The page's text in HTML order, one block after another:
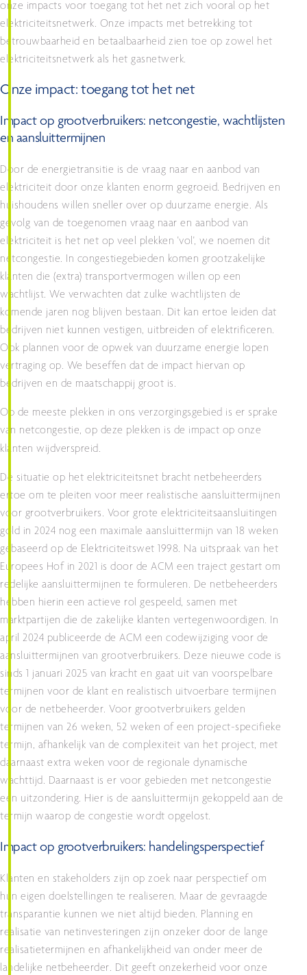
onze impacts voor toegang tot het net zich vooral op het
elektriciteitsnetwerk. Onze impacts met betrekking tot
betrouwbaarheid en betaalbaarheid zien toe op zowel het
elektriciteitsnetwerk als het gasnetwerk.
Onze impact: toegang tot het net
Impact op grootverbruikers: netcongestie, wachtlijsten
en aansluittermijnen
Door de energietransitie is de vraag naar en aanbod van
elektriciteit door onze klanten enorm gegroeid. Bedrijven en
huishoudens willen sneller over op duurzame energie. Als
gevolg van de toegenomen vraag naar en aanbod van
elektriciteit is het net op veel plekken 'vol', we noemen dit
netcongestie. In congestiegebieden komen grootzakelijke
klanten die (extra) transportvermogen willen op een
wachtlijst. We verwachten dat zulke wachtlijsten de
komende jaren nog blijven bestaan. Dit kan ertoe leiden dat
bedrijven niet kunnen vestigen, uitbreiden of elektrificeren.
Ook plannen voor de opwek van duurzame energie lopen
vertraging op. We beseffen dat de impact hiervan op
bedrijven en de maatschappij groot is.
Op de meeste plekken in ons verzorgingsgebied is er sprake
van netcongestie, op deze plekken is de impact op onze
klanten wijdverspreid.
De situatie op het elektriciteitsnet bracht netbeheerders
ertoe om te pleiten voor meer realistische aansluittermijnen
voor grootverbruikers. Voor grote elektriciteitsaansluitingen
gold in 2024 nog een maximale aansluittermijn van 18 weken
gebaseerd op de Elektriciteitswet 1998. Na uitspraak van het
Europees Hof in 2021 is door de ACM een traject gestart om
redelijke aansluittermijnen te formuleren. De netbeheerders
hebben hierin een actieve rol gespeeld, samen met
marktpartijen die de zakelijke klanten vertegenwoordigen. In
april 2024 publiceerde de ACM een codewijziging voor de
aansluittermijnen van grootverbruikers. Deze nieuwe code is
sinds 1 januari 2025 van kracht en gaat uit van voorspelbare
termijnen voor de klant en realistisch uitvoerbare termijnen
voor de netbeheerder. Voor grootverbruikers gelden
termijnen van 26 weken, 52 weken of een project-specifieke
termijn, afhankelijk van de complexiteit van het project, met
daarnaast extra weken voor de regionale dynamische
wachttijd. Daarnaast is er voor gebieden met netcongestie
een uitzondering. Hier is de aansluittermijn gekoppeld aan de
termijn waarop de congestie wordt opgelost.
Impact op grootverbruikers: handelingsperspectief
Klanten en stakeholders zijn op zoek naar perspectief om
hun eigen doelstellingen te realiseren. Maar de gevraagde
transparantie kunnen we niet altijd bieden. Planning en
realisatie van netinvesteringen zijn onzeker door de lange
realisatietermijnen en afhankelijkheid van onder meer de
landelijke netbeheerder. Dit geeft onzekerheid voor onze